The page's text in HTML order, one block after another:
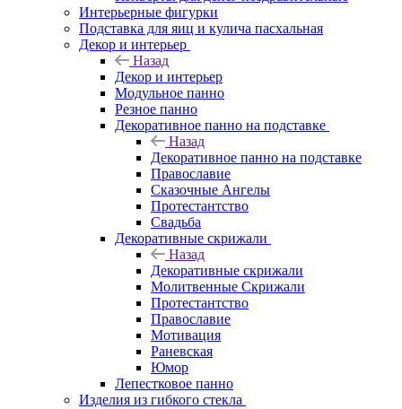
Интерьерные фигурки
Подставка для яиц и кулича пасхальная
Декор и интерьер
Назад
Декор и интерьер
Модульное панно
Резное панно
Декоративное панно на подставке
Назад
Декоративное панно на подставке
Православие
Сказочные Ангелы
Протестантство
Свадьба
Декоративные скрижали
Назад
Декоративные скрижали
Молитвенные Скрижали
Протестантство
Православие
Мотивация
Раневская
Юмор
Лепестковое панно
Изделия из гибкого стекла